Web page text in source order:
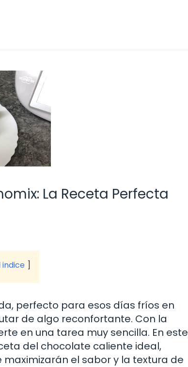
La Receta Perfecta
perfecto para esos días fríos en
de algo reconfortante. Con la
en una tarea muy sencilla. En este
del chocolate caliente ideal,
el sabor y la textura de